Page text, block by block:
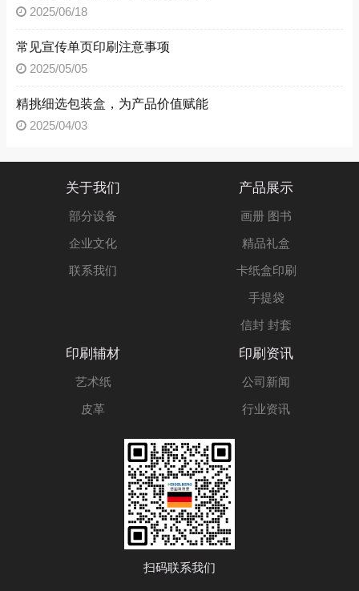
2025/06/18
常见宣传单页印刷注意事项
2025/05/05
精挑细选包装盒，为产品价值赋能
2025/04/03
关于我们
部分设备
企业文化
联系我们
产品展示
画册 图书
精品礼盒
卡纸盒印刷
手提袋
信封 封套
印刷辅材
艺术纸
皮革
印刷资讯
公司新闻
行业资讯
扫码联系我们